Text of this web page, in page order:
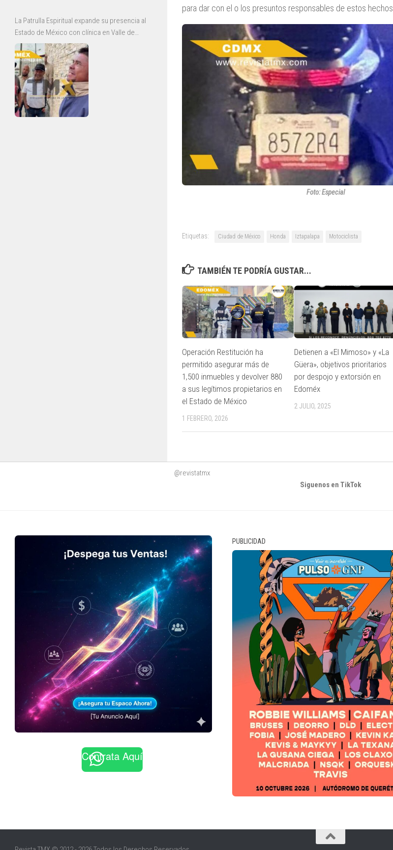
para dar con el o los presuntos responsables de estos hechos.
Foto: Especial
Etiquetas: Ciudad de México Honda Iztapalapa Motociclista
TAMBIÉN TE PODRÍA GUSTAR...
Operación Restitución ha
permitido asegurar más de
1,500 inmuebles y devolver 880
a sus legítimos propietarios en
el Estado de México
1 FEBRERO, 2026
Detienen a «El Mimoso» y «La
Güera», objetivos prioritarios
por despojo y extorsión en
Edoméx
2 JULIO, 2025
La Patrulla Espiritual expande su presencia al
Estado de México con clínica en Valle de
Chalco y jornadas de rescate en Ecatepec
@revistatmx
Siguenos en TikTok
Contrata Aquí
PUBLICIDAD